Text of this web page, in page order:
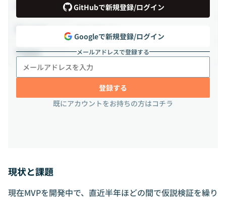
GitHubで新規登録/ログイン
Googleで新規登録/ログイン
メールアドレスで登録する
登録する
既にアカウントをお持ちの方はコチラ
業務委託から正社員
勤務地 -
現状と課題
現在MVPを開発中で、直近半年ほどの間で仮説検証を繰り